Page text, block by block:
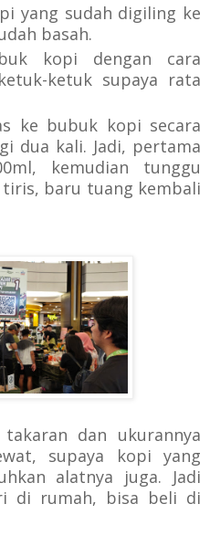
yang sudah digiling ke
basah.
kopi dengan cara
ketuk supaya rata
ke bubuk kopi secara
dua kali. Jadi, pertama
kemudian tunggu
baru tuang kembali
dan ukurannya
supaya kopi yang
alatnya juga. Jadi
di rumah, bisa beli di